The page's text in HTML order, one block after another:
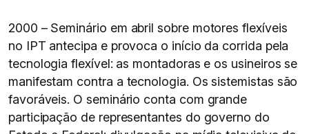
2000 – Seminário em abril sobre motores flexíveis
no IPT antecipa e provoca o início da corrida pela
tecnologia flexível: as montadoras e os usineiros se
manifestam contra a tecnologia. Os sistemistas são
favoráveis. O seminário conta com grande
participação de representantes do governo do